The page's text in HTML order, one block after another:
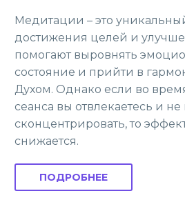
Медитации – это
достижения целей и
помогают выровнять
состояние и прийти в
Духом. Однако если во
сеанса вы отвлекаетесь и
сконцентрировать, то
снижается.
ПОДРОБНЕЕ